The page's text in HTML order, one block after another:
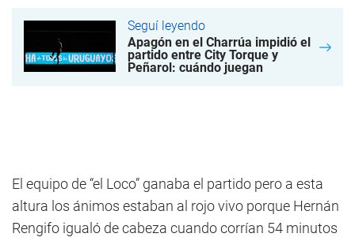
Seguí leyendo
Apagón en el Charrúa impidió el
partido entre City Torque y
Peñarol: cuándo juegan
El equipo de “el Loco” ganaba el partido pero a esta
altura los ánimos estaban al rojo vivo porque Hernán
Rengifo igualó de cabeza cuando corrían 54 minutos